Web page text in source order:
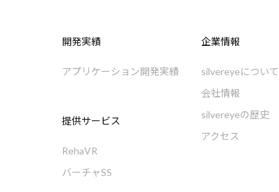
開発実績
アプリケーション開発実績
提供サービス
RehaVR
バーチャSS
企業情報
silvereyeについて
会社情報
silvereyeの歴史
アクセス